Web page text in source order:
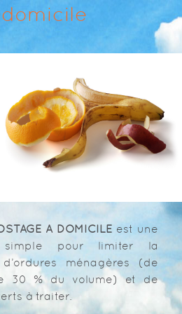
A DOMICILE est une
simple pour limiter la
ménagères (de
30 % du volume) et de
à traiter.